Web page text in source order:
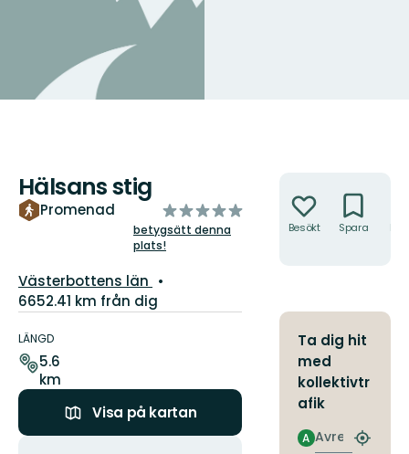
Hälsans stig
Promenad
av
5
stjärnor
betygsätt denna
plats!
Län:
Västerbottens län
6652.41 km från dig
om
leden
LÄNGD
5.6
km
Visa på kartan
Besökt Spara
Ta dig hit
med
kollektivtr
afik
Avresa
A
Hitta